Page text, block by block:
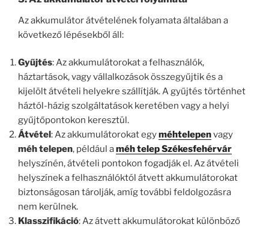
Az akkumulátor átvételének folyamata általában a
következő lépésekből áll:
Gyűjtés: Az akkumulátorokat a felhasználók,
háztartások, vagy vállalkozások összegyűjtik és a
kijelölt átvételi helyekre szállítják. A gyűjtés történhet
háztól-házig szolgáltatások keretében vagy a helyi
gyűjtőpontokon keresztül.
Átvétel : Az akkumulátorokat egyméhtelepenvagy
méh telepen, például améh telep Székesfehérvár
helyszínén, átvételi pontokon fogadják el. Az átvételi
helyszínek a felhasználóktól átvett akkumulátorokat
biztonságosan tárolják, amíg további feldolgozásra
nem kerülnek.
Klasszifikáció: Az átvett akkumulátorokat különböző